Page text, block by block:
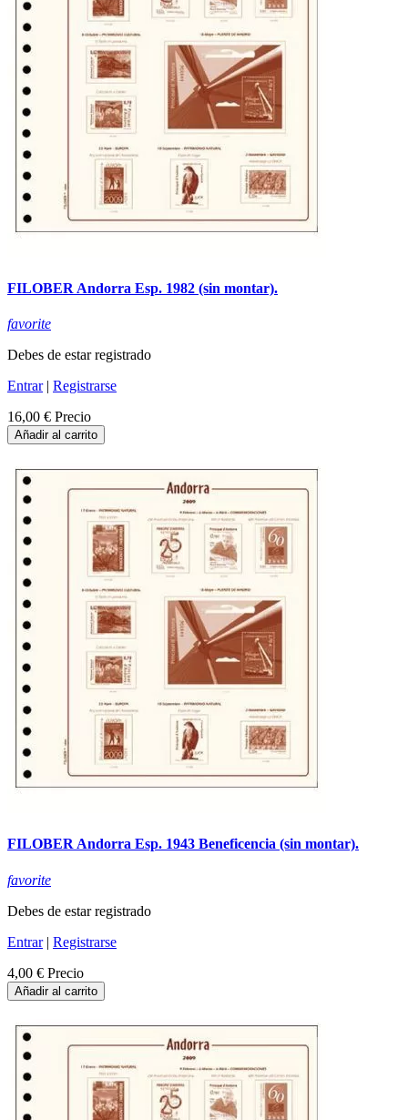
FILOBER Andorra Esp. 1982 (sin montar).
favorite
Debes de estar registrado
Entrar| Registrarse
16,00 € Precio
Añadir al carrito
FILOBER Andorra Esp. 1943 Beneficencia (sin montar).
favorite
Debes de estar registrado
Entrar| Registrarse
4,00 € Precio
Añadir al carrito